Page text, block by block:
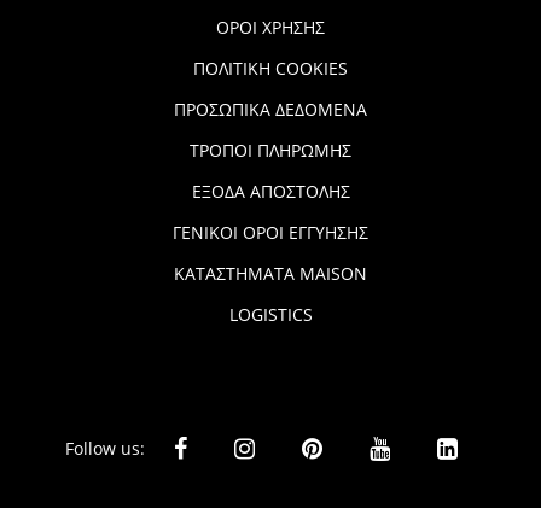
ΟΡΟΙ ΧΡΗΣΗΣ
ΠΟΛΙΤΙΚΗ COOKIES
ΠΡΟΣΩΠΙΚΑ ΔΕΔΟΜΕΝΑ
ΤΡΟΠΟΙ ΠΛΗΡΩΜΗΣ
ΕΞΟΔΑ ΑΠΟΣΤΟΛΗΣ
ΓΕΝΙΚΟΙ ΟΡΟΙ ΕΓΓΥΗΣΗΣ
ΚΑΤΑΣΤΗΜΑΤΑ MAISON
LOGISTICS
Follow us: